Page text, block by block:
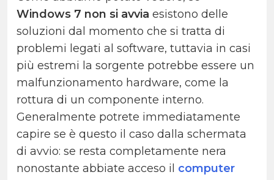
Windows 7 non si avvia esistono delle
soluzioni dal momento che si tratta di
problemi legati al software, tuttavia in casi
più estremi la sorgente potrebbe essere un
malfunzionamento hardware, come la
rottura di un componente interno.
Generalmente potrete immediatamente
capire se è questo il caso dalla schermata
di avvio: se resta completamente nera
nonostante abbiate acceso il computer